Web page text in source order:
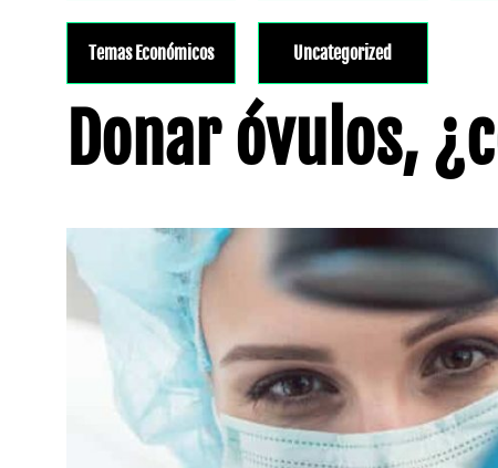
Temas Económicos Uncategorized
Donar óvulos,